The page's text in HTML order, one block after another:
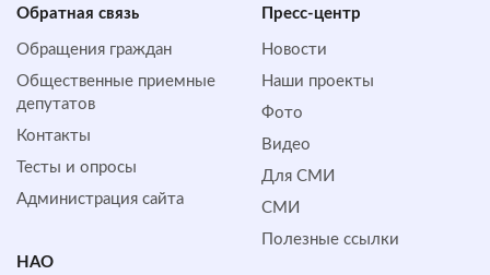
Обратная cвязь
Обращения граждан
Общественные приемные
депутатов
Контакты
Тесты и опросы
Администрация сайта
Пресс-центр
Новости
Наши проекты
Фото
Видео
Для СМИ
СМИ
Полезные ссылки
НАО